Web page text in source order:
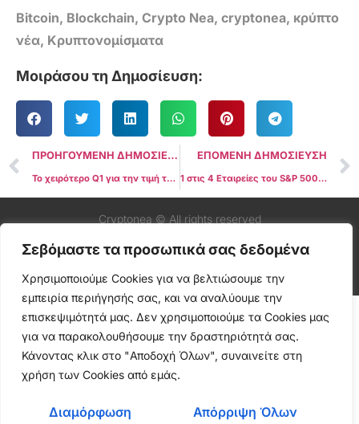
Σεβόμαστε τα προσωπικά σας δεδομένα
Χρησιμοποιούμε Cookies για να βελτιώσουμε την
εμπειρία περιήγησής σας, και να αναλύουμε την
επισκεψιμότητά μας. Δεν χρησιμοποιούμε τα Cookies μας
για να παρακολουθήσουμε την δραστηριότητά σας.
Κάνοντας κλικ στο "Αποδοχή Όλων", συναινείτε στη
χρήση των Cookies από εμάς.
Διαμόρφωση Απόρριψη Όλων
Bitcoin, Blockchain, Crypto Nea, cryptonea, κρύπτο
νέα, Κρυπτονομίσματα
Μοιράσου τη Δημοσίευση:
ΠΡΟΗΓΟΥΜΕΝΗ ΔΗΜΟΣΙΕΥΣΗ
Το χειρότερο Q1 για την τιμή του Bitcoin από το 2018: 5 Βασικά Σημεία
ΕΠΟΜΕΝΗ ΔΗΜΟΣΙΕΥΣΗ
1 στις 4 Εταιρείες του S&P 500 θα Διαθέτουν Bitcoin έως το 2030
Cryptonea © All rights reserved